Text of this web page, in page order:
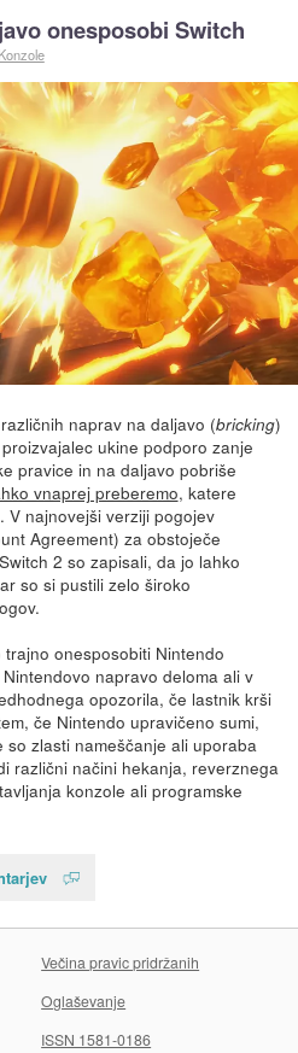
onesposobi Switch
Konzole
naprav na daljavo (bricking)
ukine podporo zanje
pravice in na daljavo pobriše
vnaprej preberemo, katere
najnovejši verziji pogojev
Agreement) za obstoječe
2 so zapisali, da jo lahko
so si pustili zelo široko
onesposobiti Nintendo
napravo deloma ali v
opozorila, če lastnik krši
če Nintendo upravičeno sumi,
zlasti nameščanje ali uporaba
različni načini hekanja, reverznega
konzole ali programske
Večina pravic pridržanih
Oglaševanje
ISSN 1581-0186